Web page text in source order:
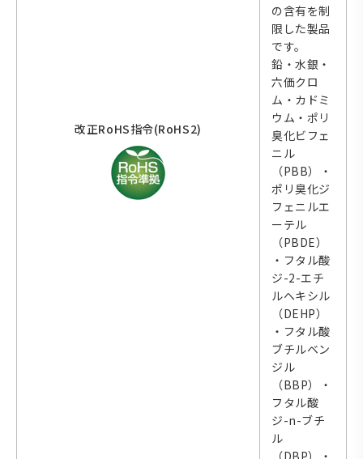
改正RoHS指令(RoHS2)
の含有を制
限した製品
です。
鉛・水銀・
六価クロ
ム・カドミ
ウム・ポリ
臭化ビフェ
ニル
（PBB）・
ポリ臭化ジ
フェニルエ
ーテル
（PBDE）
・フタル酸
ジ-2-エチ
ルへキシル
（DEHP）
・フタル酸
ブチルベン
ジル
（BBP）・
フタル酸
ジ-n-ブチ
ル